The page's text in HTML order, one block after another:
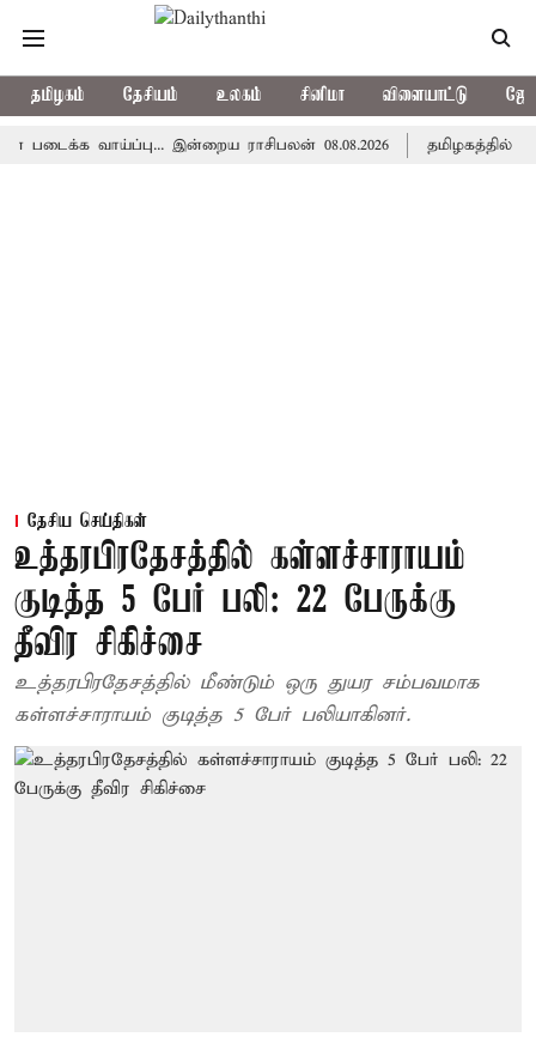
தமிழகம் தேசியம் உலகம் சினிமா விளையாட்டு
வாய்ப்பு... இன்றைய ராசிபலன் 08.08.2026 தமிழகத்தில் இன்று
தேசிய செய்திகள்
உத்தரபிரதேசத்தில் கள்ளச்சாராயம்
குடித்த 5 பேர் பலி: 22 பேருக்கு
தீவிர சிகிச்சை
உத்தரபிரதேசத்தில் மீண்டும் ஒரு துயர சம்பவமாக
கள்ளச்சாராயம் குடித்த 5 பேர் பலியாகினர்.